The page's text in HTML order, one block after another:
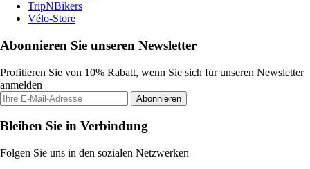
TripNBikers
Vélo-Store
Abonnieren Sie unseren Newsletter
Profitieren Sie von 10% Rabatt, wenn Sie sich für unseren Newsletter
anmelden
Abonnieren
Bleiben Sie in Verbindung
Folgen Sie uns in den sozialen Netzwerken